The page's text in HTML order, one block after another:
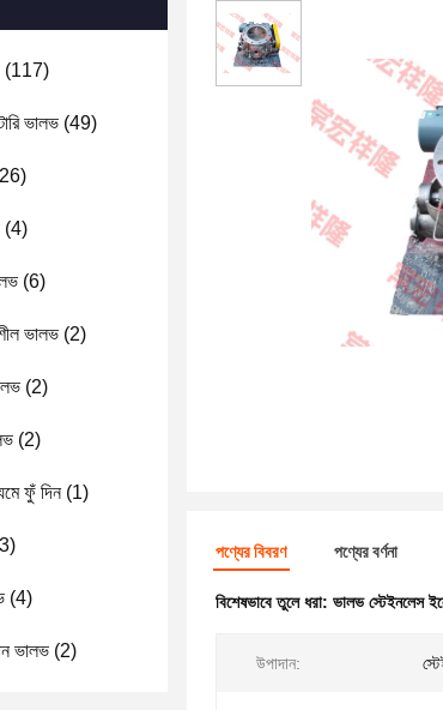
(117)
ভালভ (49)
(4)
(6)
ভালভ (2)
(2)
(2)
ফুঁ দিন(1)
(4)
ভালভ (2)
পণ্যের বিবরণ পণ্যের বর্ণনা
বিশেষভাবে তুলে ধরা: ভালভ স্টেইনলেস
উপাদান: